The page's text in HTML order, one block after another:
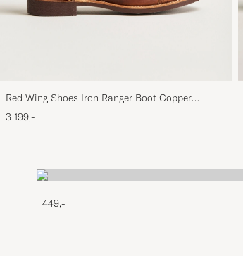
Red Wing Shoes Iron Ranger Boot Copper
Rough/Though Leather
3 199,-
449,-